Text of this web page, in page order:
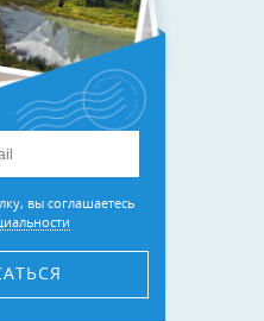
вы соглашаетесь